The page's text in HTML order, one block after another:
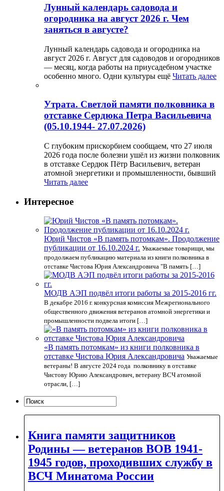
Лунный календарь садовода и
огородника на август 2026 г. Чем
заняться в августе?
Лунный календарь садовода и огородника на
август 2026 г. Август для садоводов и огородников
— месяц, когда работы на приусадебном участке
особенно много. Одни культуры ещё Читать далее
Утрата. Светлой памяти полковника в
отставке Сердюка Петра Васильевича
(05.10.1944- 27.07.2026)
С глубоким прискорбием сообщаем, что 27 июля
2026 года после болезни ушёл из жизни полковник
в отставке Сердюк Пётр Васильевич, ветеран
атомной энергетики и промышленности, бывший
Читать далее
Интересное
Юрий Чистов «В память потомкам». Продолжение
публикации от 16.10.2024 г. Уважаемые товарищи, мы
продолжаем публикацию материала из книги полковника в
отставке Чистова Юрия Александровича "В память […]
МОДВ АЭП подвёл итоги работы за 2015-2016 гг.
В декабре 2016 г. конкурсная комиссия Межрегионального
общественного движения ветеранов атомной энергетики и
промышленности подвела итоги […]
«В память потомкам» из книги полковника в
отставке Чистова Юрия Александровича Уважаемые
ветераны! В августе 2024 года полковнику в отставке
Чистову Юрию Александрович, ветерану ВСЧ атомной
отрасли, […]
Книга памяти защитников
Родины — ветеранов ВОВ 1941-
1945 годов, проходивших службу в
ВСЧ Минатома России